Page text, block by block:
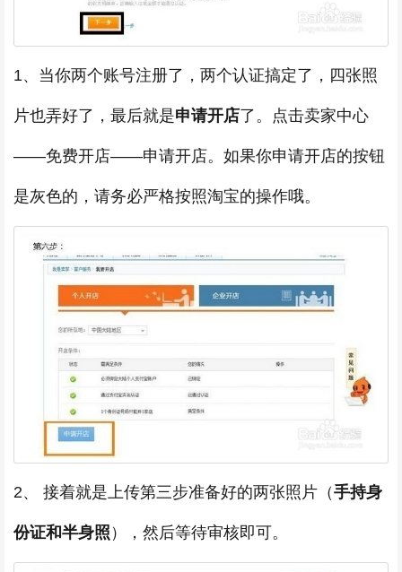
1、当你两个账号注册了，两个认证搞定了，四张照
片也弄好了，最后就是申请开店了。点击卖家中心
——免费开店——申请开店。如果你申请开店的按钮
是灰色的，请务必严格按照淘宝的操作哦。
2、 接着就是上传第三步准备好的两张照片（手持身
份证和半身照 ），然后等待审核即可。